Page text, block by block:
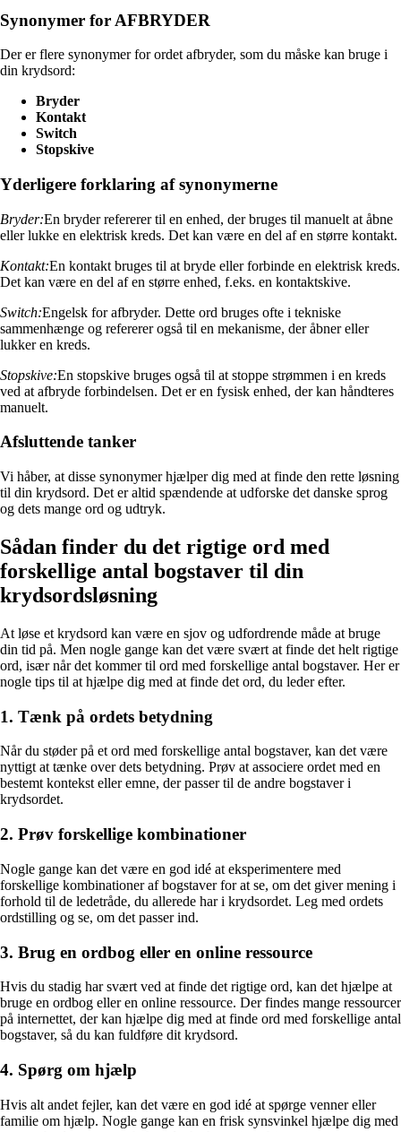
Synonymer for AFBRYDER
Der er flere synonymer for ordet afbryder, som du måske kan bruge i
din krydsord:
Bryder
Kontakt
Switch
Stopskive
Yderligere forklaring af synonymerne
Bryder:En bryder refererer til en enhed, der bruges til manuelt at åbne
eller lukke en elektrisk kreds. Det kan være en del af en større kontakt.
Kontakt:En kontakt bruges til at bryde eller forbinde en elektrisk kreds.
Det kan være en del af en større enhed, f.eks. en kontaktskive.
Switch:Engelsk for afbryder. Dette ord bruges ofte i tekniske
sammenhænge og refererer også til en mekanisme, der åbner eller
lukker en kreds.
Stopskive:En stopskive bruges også til at stoppe strømmen i en kreds
ved at afbryde forbindelsen. Det er en fysisk enhed, der kan håndteres
manuelt.
Afsluttende tanker
Vi håber, at disse synonymer hjælper dig med at finde den rette løsning
til din krydsord. Det er altid spændende at udforske det danske sprog
og dets mange ord og udtryk.
Sådan finder du det rigtige ord med
forskellige antal bogstaver til din
krydsordsløsning
At løse et krydsord kan være en sjov og udfordrende måde at bruge
din tid på. Men nogle gange kan det være svært at finde det helt rigtige
ord, især når det kommer til ord med forskellige antal bogstaver. Her er
nogle tips til at hjælpe dig med at finde det ord, du leder efter.
1. Tænk på ordets betydning
Når du støder på et ord med forskellige antal bogstaver, kan det være
nyttigt at tænke over dets betydning. Prøv at associere ordet med en
bestemt kontekst eller emne, der passer til de andre bogstaver i
krydsordet.
2. Prøv forskellige kombinationer
Nogle gange kan det være en god idé at eksperimentere med
forskellige kombinationer af bogstaver for at se, om det giver mening i
forhold til de ledetråde, du allerede har i krydsordet. Leg med ordets
ordstilling og se, om det passer ind.
3. Brug en ordbog eller en online ressource
Hvis du stadig har svært ved at finde det rigtige ord, kan det hjælpe at
bruge en ordbog eller en online ressource. Der findes mange ressourcer
på internettet, der kan hjælpe dig med at finde ord med forskellige antal
bogstaver, så du kan fuldføre dit krydsord.
4. Spørg om hjælp
Hvis alt andet fejler, kan det være en god idé at spørge venner eller
familie om hjælp. Nogle gange kan en frisk synsvinkel hjælpe dig med